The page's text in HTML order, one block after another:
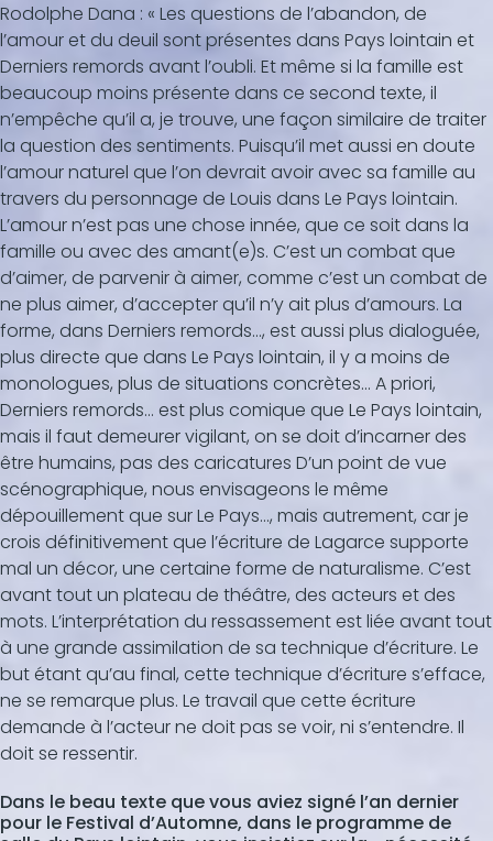
Rodolphe Dana : « Les questions de l’abandon, de
l’amour et du deuil sont présentes dans Pays lointain et
Derniers remords avant l’oubli. Et même si la famille est
beaucoup moins présente dans ce second texte, il
n’empêche qu’il a, je trouve, une façon similaire de traiter
la question des sentiments. Puisqu’il met aussi en doute
l’amour naturel que l’on devrait avoir avec sa famille au
travers du personnage de Louis dans Le Pays lointain.
L’amour n’est pas une chose innée, que ce soit dans la
famille ou avec des amant(e)s. C’est un combat que
d’aimer, de parvenir à aimer, comme c’est un combat de
ne plus aimer, d’accepter qu’il n’y ait plus d’amours. La
forme, dans Derniers remords..., est aussi plus dialoguée,
plus directe que dans Le Pays lointain, il y a moins de
monologues, plus de situations concrètes... A priori,
Derniers remords... est plus comique que Le Pays lointain,
mais il faut demeurer vigilant, on se doit d’incarner des
être humains, pas des caricatures D’un point de vue
scénographique, nous envisageons le même
dépouillement que sur Le Pays…, mais autrement, car je
crois définitivement que l’écriture de Lagarce supporte
mal un décor, une certaine forme de naturalisme. C’est
avant tout un plateau de théâtre, des acteurs et des
mots. L’interprétation du ressassement est liée avant tout
à une grande assimilation de sa technique d’écriture. Le
but étant qu’au final, cette technique d’écriture s’efface,
ne se remarque plus. Le travail que cette écriture
demande à l’acteur ne doit pas se voir, ni s’entendre. Il
doit se ressentir.
Dans le beau texte que vous aviez signé l’an dernier
pour le Festival d’Automne, dans le programme de